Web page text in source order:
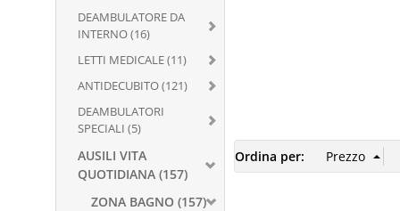
DEAMBULATORE DA
INTERNO (16)
LETTI MEDICALE (11)
ANTIDECUBITO (121)
DEAMBULATORI
SPECIALI (5)
AUSILI VITA
QUOTIDIANA (157)
ZONA BAGNO (157)
Ordina per: